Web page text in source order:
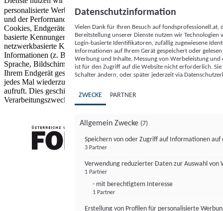
personalisierte Werbung und Inhalte, Messung von Werbeleistung
und der Performance von Inhalten sowie Zielgruppenforschung.
Cookies, Endgeräte- oder ähnliche Online-Kennungen (z. B. login-
basierte Kennungen, zufällig generierte Kennungen,
netzwerkbasierte Kennungen) können zusammen mit anderen
Informationen (z. B. Browsertyp und Browserinformationen,
Sprache, Bildschirmgröße, unterstützte Technologien usw.) auf
Ihrem Endgerät gespeichert oder von dort ausgelesen werden, um es
jedes Mal wiederzuerkennen, wenn es eine App oder einer Webseite
aufruft. Dies geschieht für einen oder mehrere der hier aufgeführten
Verarbeitungszwecke.
Datenschutzinformation
Vielen Dank für Ihren Besuch auf
Bereitstellung unserer Dienste nutzen wir Technologien
Login-basierte Identifikatoren, zufällig zugewiesene
Informationen auf Ihrem Gerät gespeichert oder
Werbung und Inhalte, Messung von Werbeleistung
ist für den Zugriff auf die Website nicht erforderlich.
Schalter ändern, oder später jederzeit via
ZWECKE PARTNER
Allgemein Zwecke (7)
Speichern von oder Zugriff auf Informationen auf
3 Partner
Verwendung reduzierter Daten zur Auswahl von
1 Partner
- mit berechtigtem Interesse
1 Partner
Erstellung von Profilen für personalisierte
FONDS professionell